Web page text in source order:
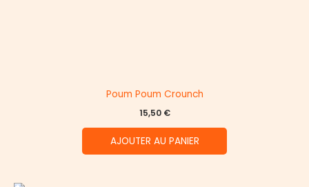
Poum Poum Crounch
15,50 €
AJOUTER AU PANIER